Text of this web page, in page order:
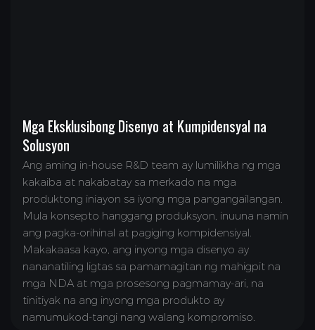
Mga Eksklusibong Disenyo at Kumpidensyal na
Solusyon
Ang aming in-house R&D team ay lumilikha ng mga
kakaiba at nakabatay sa merkado na mga
produktong iniayon sa iyong mga pangangailangan.
Mula konsepto hanggang produksyon, inuuna namin
ang pagka-orihinal at pagiging kompidensiyal.
Makakaasa kayo, ang inyong mga disenyo ay
nananatiling ligtas sa pamamagitan ng mahigpit na
mga NDA at mga prosesong pagmamay-ari, na
tinitiyak na ang inyong mga produkto ay
namumukod-tangi nang walang kompromiso.